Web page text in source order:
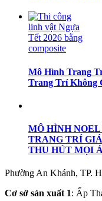
Mô Hình Trang
Trang Trí Không
MÔ HÌNH
TRANG TRÍ
THU HÚT MỌI
Phường An Khánh, TP.
Cơ sở sản xuất 1: Ấp